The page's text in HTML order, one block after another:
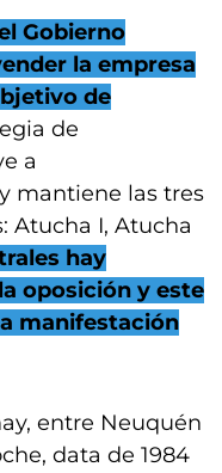
Gobierno
la empresa
de
de
a
mantiene las tres
Atucha I, Atucha
hay
oposición y este
manifestación
entre Neuquén
data de 1984